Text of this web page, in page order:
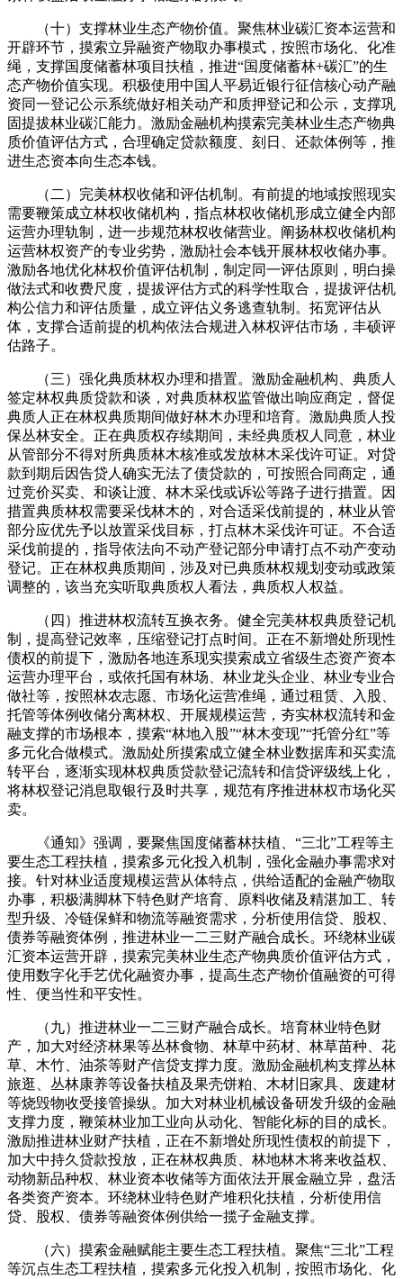
（十）支撑林业生态产物价值。聚焦林业碳汇资本运营和
开辟环节，摸索立异融资产物取办事模式，按照市场化、化准
绳，支撑国度储蓄林项目扶植，推进“国度储蓄林+碳汇”的生
态产物价值实现。积极使用中国人平易近银行征信核心动产融
资同一登记公示系统做好相关动产和质押登记和公示，支撑巩
固提拔林业碳汇能力。激励金融机构摸索完美林业生态产物典
质价值评估方式，合理确定贷款额度、刻日、还款体例等，推
进生态资本向生态本钱。
（二）完美林权收储和评估机制。有前提的地域按照现实
需要鞭策成立林权收储机构，指点林权收储机形成立健全内部
运营办理轨制，进一步规范林权收储营业。阐扬林权收储机构
运营林权资产的专业劣势，激励社会本钱开展林权收储办事。
激励各地优化林权价值评估机制，制定同一评估原则，明白操
做法式和收费尺度，提拔评估方式的科学性取合，提拔评估机
构公信力和评估质量，成立评估义务逃查轨制。拓宽评估从
体，支撑合适前提的机构依法合规进入林权评估市场，丰硕评
估路子。
（三）强化典质林权办理和措置。激励金融机构、典质人
签定林权典质贷款和谈，对典质林权监管做出响应商定，督促
典质人正在林权典质期间做好林木办理和培育。激励典质人投
保丛林安全。正在典质权存续期间，未经典质权人同意，林业
从管部分不得对所典质林木核准或发放林木采伐许可证。对贷
款到期后因告贷人确实无法了债贷款的，可按照合同商定，通
过竞价买卖、和谈让渡、林木采伐或诉讼等路子进行措置。因
措置典质林权需要采伐林木的，对合适采伐前提的，林业从管
部分应优先予以放置采伐目标，打点林木采伐许可证。不合适
采伐前提的，指导依法向不动产登记部分申请打点不动产变动
登记。正在林权典质期间，涉及对已典质林权规划变动或政策
调整的，该当充实听取典质权人看法，典质权人权益。
（四）推进林权流转互换衣务。健全完美林权典质登记机
制，提高登记效率，压缩登记打点时间。正在不新增处所现性
债权的前提下，激励各地连系现实摸索成立省级生态资产资本
运营办理平台，或依托国有林场、林业龙头企业、林业专业合
做社等，按照林农志愿、市场化运营准绳，通过租赁、入股、
托管等体例收储分离林权、开展规模运营，夯实林权流转和金
融支撑的市场根本，摸索“林地入股”“林木变现”“托管分红”等
多元化合做模式。激励处所摸索成立健全林业数据库和买卖流
转平台，逐渐实现林权典质贷款登记流转和信贷评级线上化，
将林权登记消息取银行及时共享，规范有序推进林权市场化买
卖。
《通知》强调，要聚焦国度储蓄林扶植、“三北”工程等主
要生态工程扶植，摸索多元化投入机制，强化金融办事需求对
接。针对林业适度规模运营从体特点，供给适配的金融产物取
办事，积极满脚林下特色财产培育、原料收储及精湛加工、转
型升级、冷链保鲜和物流等融资需求，分析使用信贷、股权、
债券等融资体例，推进林业一二三财产融合成长。环绕林业碳
汇资本运营开辟，摸索完美林业生态产物典质价值评估方式，
使用数字化手艺优化融资办事，提高生态产物价值融资的可得
性、便当性和平安性。
（九）推进林业一二三财产融合成长。培育林业特色财
产，加大对经济林果等丛林食物、林草中药材、林草苗种、花
草、木竹、油茶等财产信贷支撑力度。激励金融机构支撑丛林
旅逛、丛林康养等设备扶植及果壳饼粕、木材旧家具、废建材
等烧毁物收受接管操纵。加大对林业机械设备研发升级的金融
支撑力度，鞭策林业加工业向从动化、智能化标的目的成长。
激励推进林业财产扶植，正在不新增处所现性债权的前提下，
加大中持久贷款投放，正在林权典质、林地林木将来收益权、
动物新品种权、林业资本收储等方面依法开展金融立异，盘活
各类资产资本。环绕林业特色财产堆积化扶植，分析使用信
贷、股权、债券等融资体例供给一揽子金融支撑。
（六）摸索金融赋能主要生态工程扶植。聚焦“三北”工程
等沉点生态工程扶植，摸索多元化投入机制，按照市场化、化